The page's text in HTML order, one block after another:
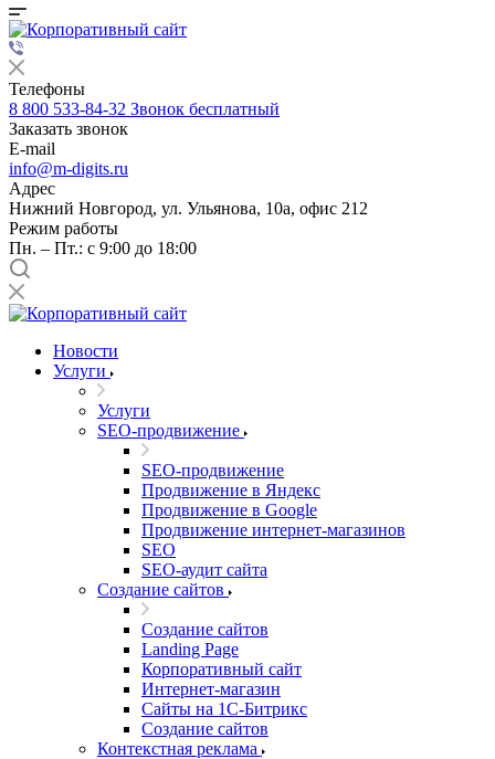
Телефоны
8 800 533-84-32 Звонок бесплатный
Заказать звонок
E-mail
info@m-digits.ru
Адрес
Нижний Новгород, ул. Ульянова, 10а, офис 212
Режим работы
Пн. – Пт.: с 9:00 до 18:00
Новости
Услуги
Услуги
SEO-продвижение
SEO-продвижение
Продвижение в Яндекс
Продвижение в Google
Продвижение интернет-магазинов
SEO
SEO-аудит сайта
Создание сайтов
Создание сайтов
Landing Page
Корпоративный сайт
Интернет-магазин
Сайты на 1С-Битрикс
Создание сайтов
Контекстная реклама